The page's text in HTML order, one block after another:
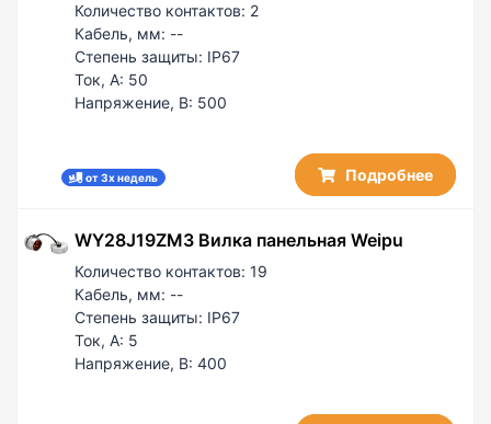
Количество контактов: 2
Кабель, мм: --
Степень защиты: IP67
Ток, А: 50
Напряжение, В: 500
от 3х недель Подробнее
WY28J19ZM3 Вилка панельная Weipu
Количество контактов: 19
Кабель, мм: --
Степень защиты: IP67
Ток, А: 5
Напряжение, В: 400